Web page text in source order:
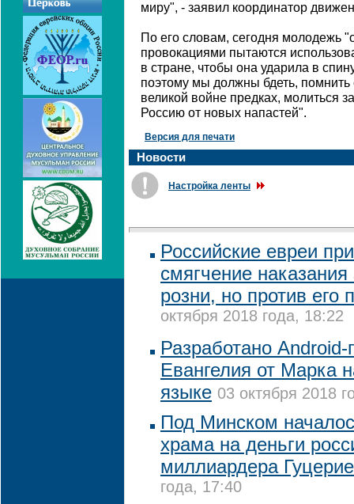
миру", - заявил координатор
По его словам, сегодня молодежь
провокациями пытаются
в стране, чтобы она ударила в
поэтому мы должны бдеть, помнить
великой войне предках, молиться
Россию от новых напастей".
Версия для печати
Новости
Настройка ленты
Российские евреи
смягчение
розни, но против его
октября 2018 года, 18:22
Разработано
Евангелия от Марка
языке 03 октября 2018
Под Минском
храма на деньги
миллиардера
года, 17:40